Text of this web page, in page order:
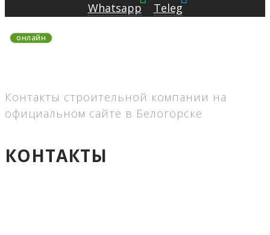
Whatsapp Teleg
онлайн
Контакты строительной компании на
официальном сайте в Белогорске
КОНТАКТЫ